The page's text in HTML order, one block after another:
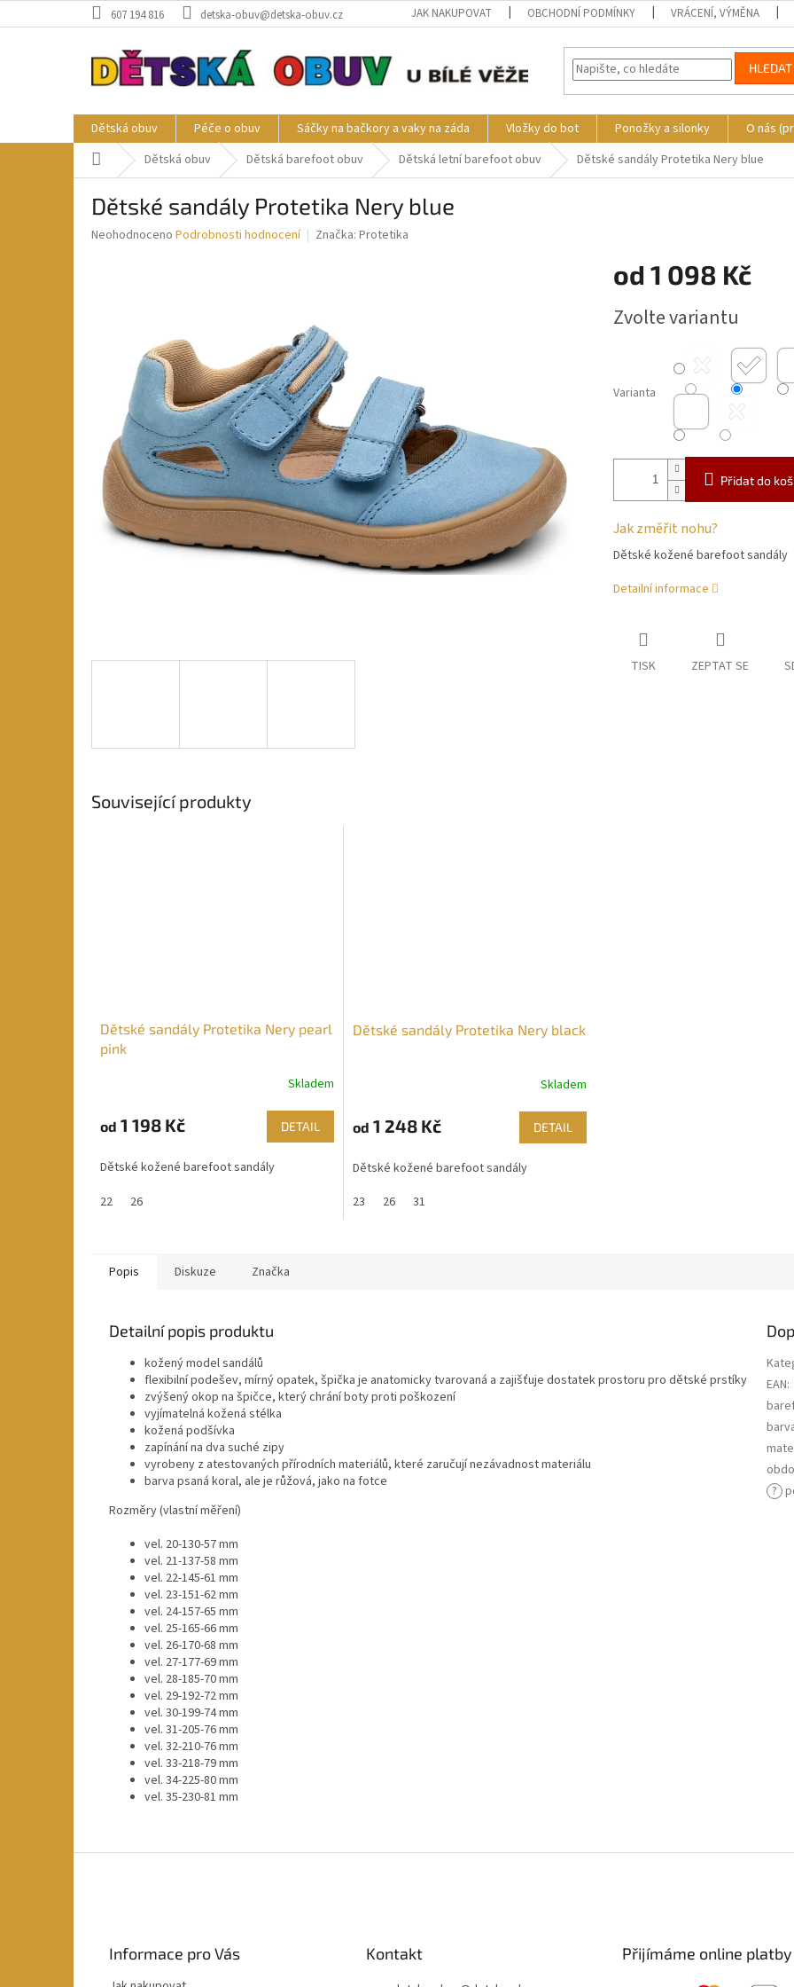
na
607 194 816 detska-obuv@detska-obuv.cz JAK NAKUPOVAT OBCHODNÍ PODMÍNKY VRÁCENÍ, VÝMĚNA
HLEDAT
Dětská obuv Péče o obuv Sáčky na bačkory a vaky na záda Vložky do bot Ponožky a silonky O nás
Domů Dětská obuv Dětská barefoot obuv Dětská letní barefoot obuv Dětské sandály Protetika Nery blue
Dětské sandály Protetika Nery blue
Průměrné
hvězdiček.
Neohodnoceno Podrobnosti hodnocení Značka: Protetika
od 1 098 Kč
cena:
Zvolte variantu
Varianta
Přidat do
Jak změřit nohu?
Dětské kožené barefoot sandály
Detailní informace
TISK ZEPTAT SE
Související produkty
Dětské sandály Protetika Nery pearl
pink
Skladem
od 1 198 Kč DETAIL
Dětské kožené barefoot sandály
22
26
Dětské sandály Protetika Nery black
Skladem
od 1 248 Kč DETAIL
Dětské kožené barefoot sandály
23
26 31
Popis Diskuze Značka
Detailní popis produktu
kožený model sandálů
flexibilní podešev, mírný opatek, špička je anatomicky tvarovaná a zajišťuje dostatek prostoru pro dětské prstíky
zvýšený okop na špičce, který chrání boty proti poškození
vyjímatelná kožená stélka
kožená podšívka
zapínání na dva suché zipy
vyrobeny z atestovaných přírodních materiálů, které zaručují nezávadnost materiálu
barva psaná koral, ale je růžová, jako na fotce
Rozměry (vlastní měření)
vel. 20-130-57 mm
vel. 21-137-58 mm
vel. 22-145-61 mm
vel. 23-151-62 mm
vel. 24-157-65 mm
vel. 25-165-66 mm
vel. 26-170-68 mm
vel. 27-177-69 mm
vel. 28-185-70 mm
vel. 29-192-72 mm
vel. 30-199-74 mm
vel. 31-205-76 mm
vel. 32-210-76 mm
vel. 33-218-79 mm
vel. 34-225-80 mm
vel. 35-230-81 mm
EAN:
?
Informace pro Vás Kontakt Přijímáme online platby